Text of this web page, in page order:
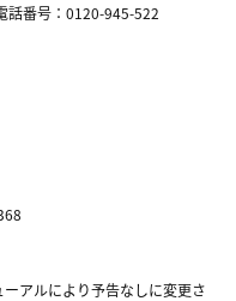
話番号：0120-945-522
アルにより予告なしに変更さ